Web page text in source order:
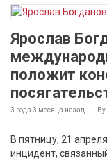
Ярослав
положит
3 года 3 месяца назад By
В пятницу, 21 апреля
инцидент,